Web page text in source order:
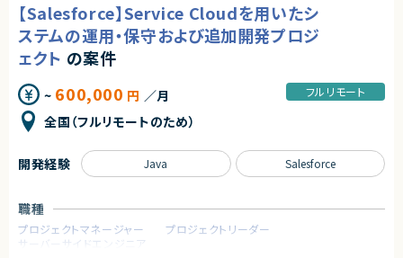
【下記いずれかのスキル】
・scikit learn や SciPy 等の機械学習ライブラリを用いた実装経験
・PyTorch、TensorFlow 等のフレームワークを使用したディープラーニング
実装経験
・関係データベース（MySQL, PostgreSQLなど）の活用経験
・データ分析技術の保有
・Statsmodels などのライブラリを使用した実装経験
・高度なデータ分析技術
・仮説検定
・時系列分析など
・データの不確実性や変動の分析・解釈
・講師や人に何か教えたご経験
・機械学習、生成AIの実装経験
契約形態
業務委託(準委任契約)
契約元
株式会社LASSIC
エージェントから
・フルスタックなAIスキルの経験が積める
・顧客と直接向き合い、プロダクトの価値を最大化できる
・ノーコードツールが提供する機能では足りない部分を、バックエンドで補完
・AIなどを活用し、業務の効率化のご提案等
■募集背景
求めるスキル
【必須スキル】
・フロントエンド、バックエンドの開発経験
・チームで開発した経験
・ノーコード/ローコードを使用環境としたプロジェクトマネジメント経験
・基本設計以降のご経験
・Dartを使用した開発経験
【Salesforce】Service Cloudを用いたシ
ステムの運用・保守および追加開発プロジ
ェクト の案件
~ 600,000 円 ／月
全国（フルリモートのため）
フルリモート
職種
プロジェクトマネージャー
プロジェクトリーダー
サーバーサイドエンジニア
開発経験 Java Salesforce